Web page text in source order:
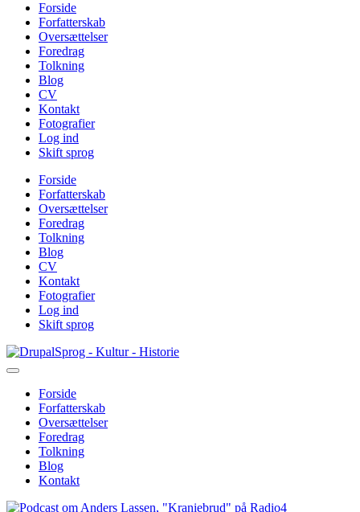
Forside
Forfatterskab
Oversættelser
Foredrag
Tolkning
Blog
CV
Kontakt
Fotografier
Log ind
Skift sprog
Forside
Forfatterskab
Oversættelser
Foredrag
Tolkning
Blog
CV
Kontakt
Fotografier
Log ind
Skift sprog
Gå
til
Sprog - Kultur - Historie
Primær
navigation
Forside
Forfatterskab
Oversættelser
Foredrag
Tolkning
Blog
Kontakt